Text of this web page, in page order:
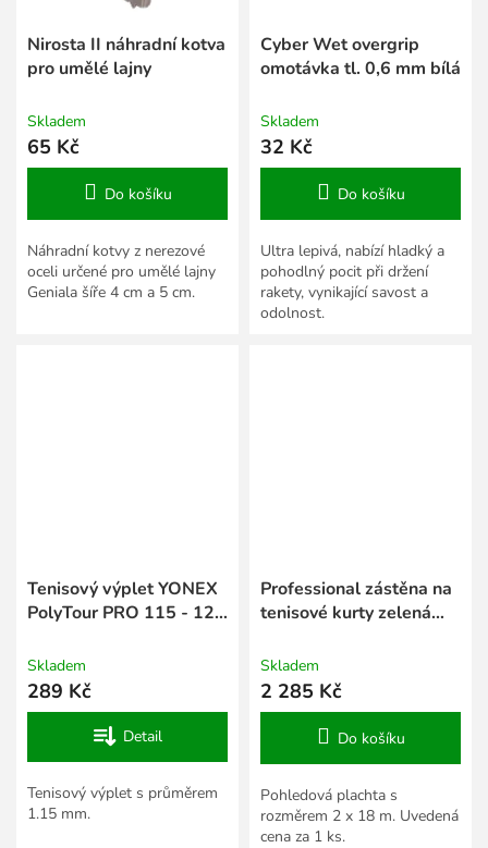
Nirosta II náhradní kotva
pro umělé lajny
Skladem
65 Kč
Do košíku
Náhradní kotvy z nerezové
oceli určené pro umělé lajny
Geniala šíře 4 cm a 5 cm.
Cyber Wet overgrip
omotávka tl. 0,6 mm bílá
Skladem
32 Kč
Do košíku
Ultra lepivá, nabízí hladký a
pohodlný pocit při držení
rakety, vynikající savost a
odolnost.
Tenisový výplet YONEX
PolyTour PRO 115 - 12
Skladem
289 Kč
Detail
Tenisový výplet s průměrem
1.15 mm.
Professional zástěna na
tenisové kurty zelená
Skladem
2 285 Kč
Do košíku
Pohledová plachta s
rozměrem 2 x 18 m. Uvedená
cena za 1 ks.